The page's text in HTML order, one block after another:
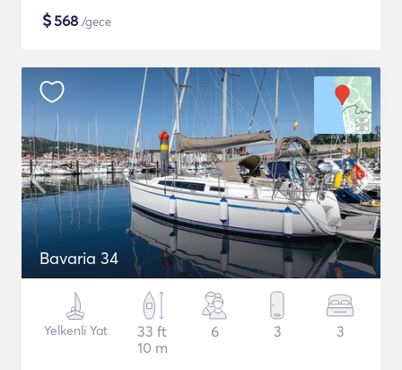
$568 /gece
Bavaria 34
Yelkenli Yat
33 ft
10 m
6 3 3